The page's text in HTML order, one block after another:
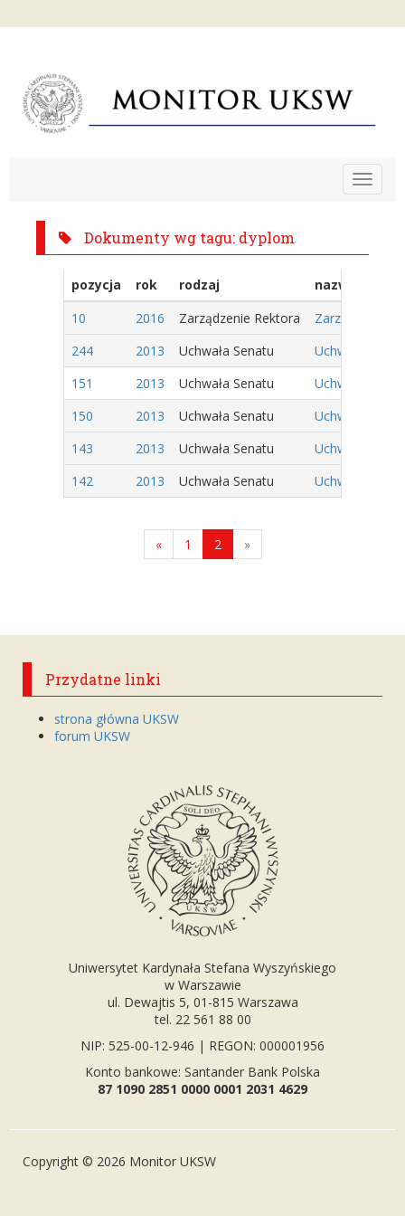
Toggle
Dokumenty wg tagu: dyplom
pozycja rok rodzaj
nazwa
10
2016 Zarządzenie Rektora
Zarządzenie
244
2013 Uchwała Senatu
Uchwała Nr
151
2013 Uchwała Senatu
Uchwała Nr
150
2013 Uchwała Senatu
Uchwała Nr
143
2013 Uchwała Senatu
Uchwała Nr
142
2013 Uchwała Senatu Uchwała Nr
« 1 2 »
Przydatne linki
strona główna UKSW
forum UKSW
Uniwersytet Kardynała Stefana Wyszyńskiego
w Warszawie
ul. Dewajtis 5, 01-815 Warszawa
tel. 22 561 88 00
NIP: 525-00-12-946 | REGON: 000001956
Konto bankowe: Santander Bank Polska
87 1090 2851 0000 0001 2031 4629
Copyright © 2026 Monitor UKSW